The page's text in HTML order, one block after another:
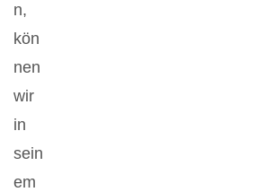
n,
kön
nen
wir
in
sein
em